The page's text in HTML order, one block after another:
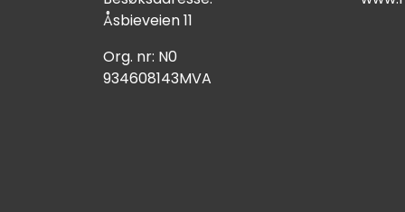
Åsbieveien 11
Org. nr: N0
934608143MVA